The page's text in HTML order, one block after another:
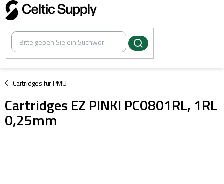
Zum
Inhalt
springen
Cartridges für PMU
/
Cartridges EZ PINKI PC0801RL, 1RL
0,25mm